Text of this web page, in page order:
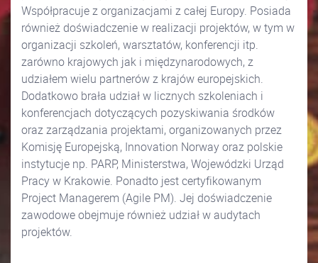
Współpracuje z organizacjami z całej Europy. Posiada
również doświadczenie w realizacji projektów, w tym w
organizacji szkoleń, warsztatów, konferencji itp.
zarówno krajowych jak i międzynarodowych, z
udziałem wielu partnerów z krajów europejskich.
Dodatkowo brała udział w licznych szkoleniach i
konferencjach dotyczących pozyskiwania środków
oraz zarządzania projektami, organizowanych przez
Komisję Europejską, Innovation Norway oraz polskie
instytucje np. PARP, Ministerstwa, Wojewódzki Urząd
Pracy w Krakowie. Ponadto jest certyfikowanym
Project Managerem (Agile PM). Jej doświadczenie
zawodowe obejmuje również udział w audytach
projektów.